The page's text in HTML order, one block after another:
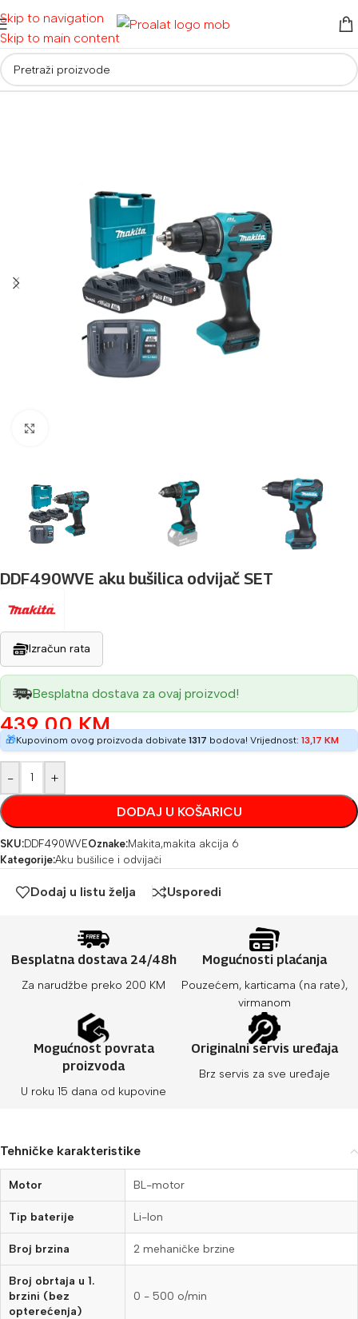
Skip to navigation
Skip to main content
Početna/ Akumulatorski alati
DDF490WVE aku bušilica odvijač SET
Izračun rata
Besplatna dostava za ovaj proizvod!
439,00KM
🎁Kupovinom ovog proizvoda dobivate 1317 bodova! Vrijednost: 13,17 KM
- +
DODAJ U KOŠARICU
SKU:DDF490WVEOznake:Makita,makita akcija 6
Kategorije:Aku bušilice i odvijači
Dodaj u listu želja Usporedi
Besplatna dostava 24/48h
Za narudžbe preko 200 KM
Mogućnosti plaćanja
Pouzećem, karticama (na rate),
virmanom
Mogućnost povrata
proizvoda
U roku 15 dana od kupovine
Originalni servis uređaja
Brz servis za sve uređaje
Tehničke karakteristike
Motor BL-motor
Tip baterije Li-Ion
Broj brzina 2 mehaničke brzine
Broj obrtaja u 1.
brzini (bez
opterećenja)
0 - 500 o/min